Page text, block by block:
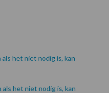
het niet nodig is, kan
het niet nodig is, kan